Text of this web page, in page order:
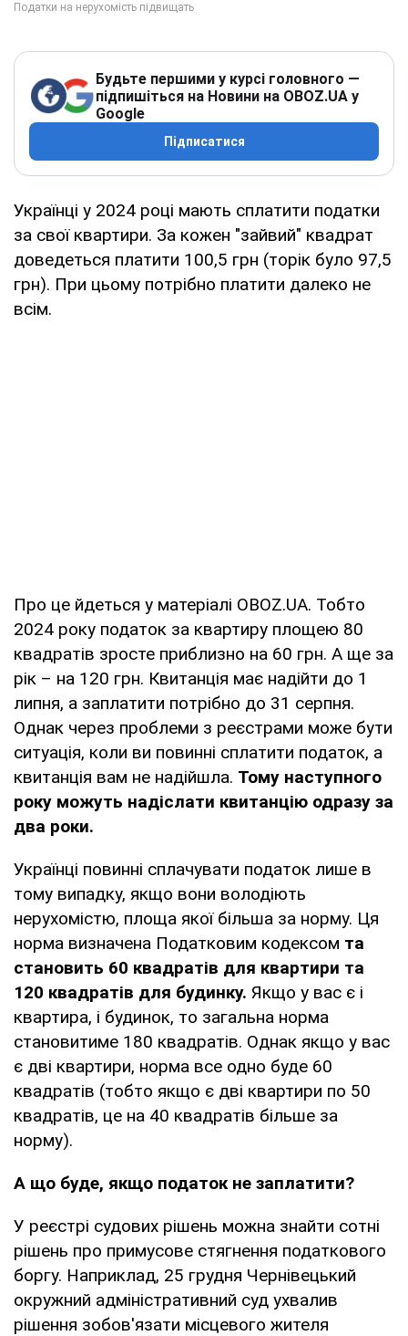
Будьте першими у курсі головного —
підпишіться на Новини на OBOZ.UA у
Google
Підписатися
Українці у 2024 році мають сплатити податки
за свої квартири. За кожен "зайвий" квадрат
доведеться платити 100,5 грн (торік було 97,5
грн). При цьому потрібно платити далеко не
всім.
Про це йдеться у матеріалі OBOZ.UA. Тобто
2024 року податок за квартиру площею 80
квадратів зросте приблизно на 60 грн. А ще за
рік – на 120 грн. Квитанція має надійти до 1
липня, а заплатити потрібно до 31 серпня.
Однак через проблеми з реєстрами може бути
ситуація, коли ви повинні сплатити податок, а
квитанція вам не надійшла. Тому наступного
року можуть надіслати квитанцію одразу за
два роки.
Українці повинні сплачувати податок лише в
тому випадку, якщо вони володіють
нерухомістю, площа якої більша за норму. Ця
норма визначена Податковим кодексом та
становить 60 квадратів для квартири та
120 квадратів для будинку. Якщо у вас є і
квартира, і будинок, то загальна норма
становитиме 180 квадратів. Однак якщо у вас
є дві квартири, норма все одно буде 60
квадратів (тобто якщо є дві квартири по 50
квадратів, це на 40 квадратів більше за
норму).
А що буде, якщо податок не заплатити?
У реєстрі судових рішень можна знайти сотні
рішень про примусове стягнення податкового
боргу. Наприклад, 25 грудня Чернівецький
окружний адміністративний суд ухвалив
рішення зобов'язати місцевого жителя